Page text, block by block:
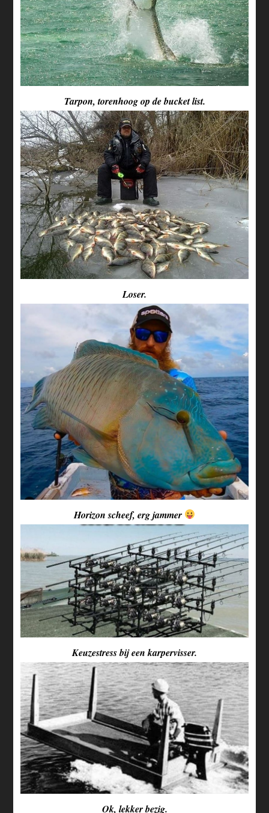
Tarpon, torenhoog op de bucket list.
Loser.
Horizon scheef, erg jammer
Keuzestress bij een karpervisser.
Ok, lekker bezig.